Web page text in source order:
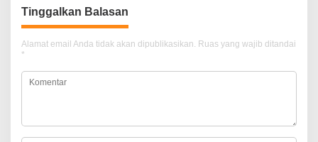
g
a
s
o
Tinggalkan Balasan
Alamat email Anda tidak akan dipublikasikan. Ruas yang wajib ditandai
*